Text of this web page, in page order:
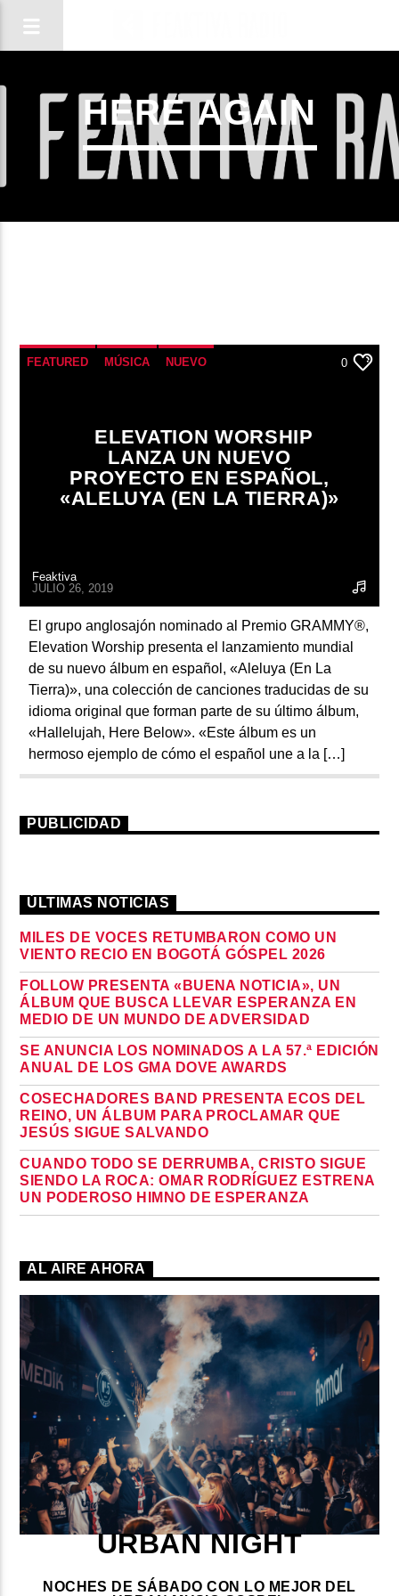
CANCIÓN ACTUAL
HERE AGAIN
FEATURED MÚSICA NUEVO 0
ELEVATION WORSHIP
LANZA UN NUEVO
PROYECTO EN ESPAÑOL,
«ALELUYA (EN LA TIERRA)»
Feaktiva
JULIO 26, 2019
El grupo anglosajón nominado al Premio GRAMMY®,
Elevation Worship presenta el lanzamiento mundial
de su nuevo álbum en español, «Aleluya (En La
Tierra)», una colección de canciones traducidas de su
idioma original que forman parte de su último álbum,
«Hallelujah, Here Below». «Este álbum es un
hermoso ejemplo de cómo el español une a la […]
PUBLICIDAD
ÚLTIMAS NOTICIAS
MILES DE VOCES RETUMBARON COMO UN
VIENTO RECIO EN BOGOTÁ GÓSPEL 2026
FOLLOW PRESENTA «BUENA NOTICIA», UN
ÁLBUM QUE BUSCA LLEVAR ESPERANZA EN
MEDIO DE UN MUNDO DE ADVERSIDAD
SE ANUNCIA LOS NOMINADOS A LA 57.ª EDICIÓN
ANUAL DE LOS GMA DOVE AWARDS
COSECHADORES BAND PRESENTA ECOS DEL
REINO, UN ÁLBUM PARA PROCLAMAR QUE
JESÚS SIGUE SALVANDO
CUANDO TODO SE DERRUMBA, CRISTO SIGUE
SIENDO LA ROCA: OMAR RODRÍGUEZ ESTRENA
UN PODEROSO HIMNO DE ESPERANZA
AL AIRE AHORA
URBAN NIGHT
NOCHES DE SÁBADO CON LO MEJOR DEL